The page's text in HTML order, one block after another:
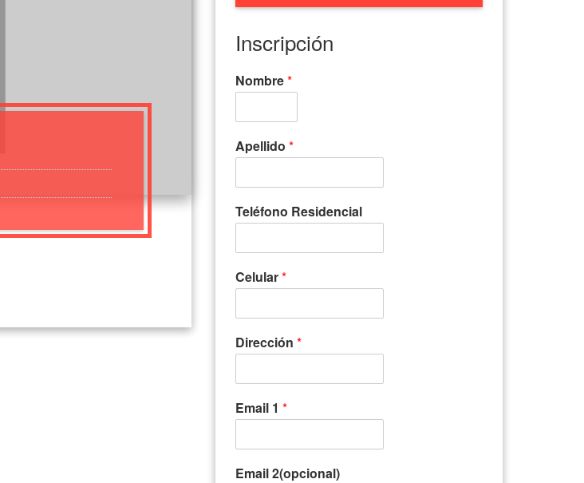
Inscripción
Nombre*
Apellido *
Teléfono Residencial
Celular*
Dirección *
Email 1 *
Email 2(opcional)